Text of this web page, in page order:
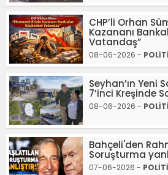
CHP’li Orhan
Kazananı
Vatandaş”
08-06-2026 -
Seyhan’ın Yeni
7’inci Kreşinde
08-06-2026 -
Bahçeli'den
Soruşturma
07-06-2026 -